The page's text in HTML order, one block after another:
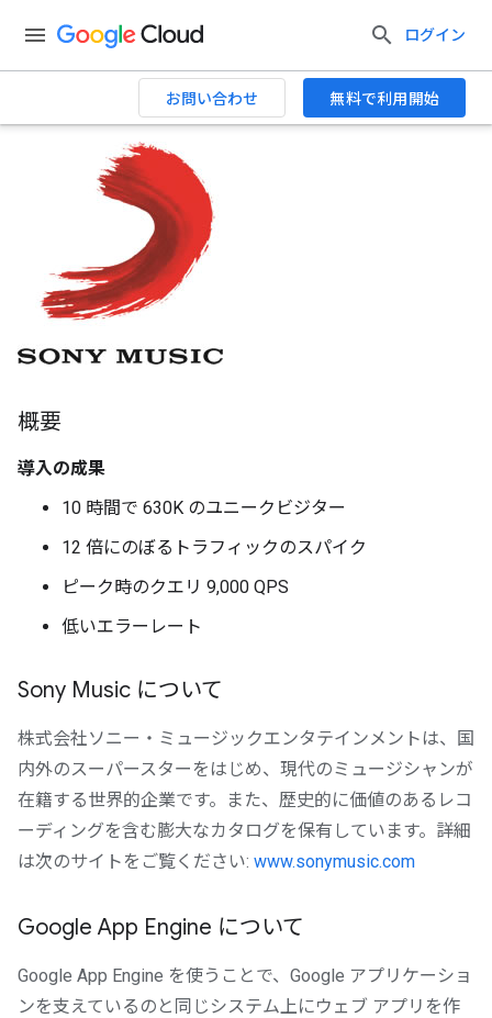
ログイン
お問い合わせ 無料で利用開始
概要
導入の成果
10 時間で 630K のユニークビジター
12 倍にのぼるトラフィックのスパイク
ピーク時のクエリ 9,000 QPS
低いエラーレート
Sony Music について
株式会社ソニー・ミュージックエンタテインメントは、国
内外のスーパースターをはじめ、現代のミュージシャンが
在籍する世界的企業です。また、歴史的に価値のあるレコ
ーディングを含む膨大なカタログを保有しています。詳細
は次のサイトをご覧ください: www.sonymusic.com
Google App Engine について
Google App Engine を使うことで、Google アプリケーショ
ンを支えているのと同じシステム上にウェブ アプリを作